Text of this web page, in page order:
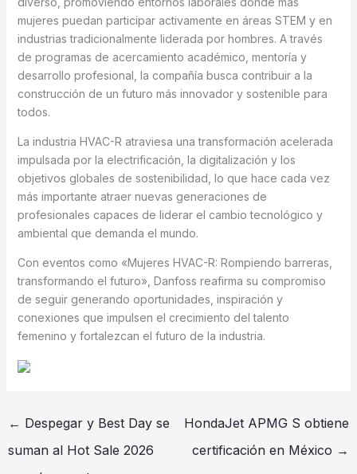
mujeres puedan participar activamente en áreas STEM y en
industrias tradicionalmente liderada por hombres. A través
de programas de acercamiento académico, mentoría y
desarrollo profesional, la compañía busca contribuir a la
construcción de un futuro más innovador y sostenible para
todos.
La industria HVAC-R atraviesa una transformación acelerada
impulsada por la electrificación, la digitalización y los
objetivos globales de sostenibilidad, lo que hace cada vez
más importante atraer nuevas generaciones de
profesionales capaces de liderar el cambio tecnológico y
ambiental que demanda el mundo.
Con eventos como «Mujeres HVAC-R: Rompiendo barreras,
transformando el futuro», Danfoss reafirma su compromiso
de seguir generando oportunidades, inspiración y
conexiones que impulsen el crecimiento del talento
femenino y fortalezcan el futuro de la industria.
← Despegar y Best Day se
suman al Hot Sale 2026
HondaJet APMG S obtiene
certificación en México →